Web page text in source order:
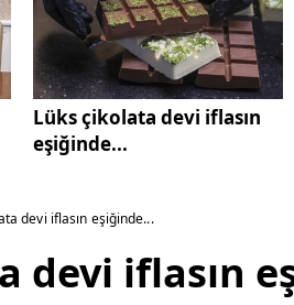
Lüks çikolata devi iflasın
eşiğinde...
devi iflasın eşiğinde...
devi iflasın